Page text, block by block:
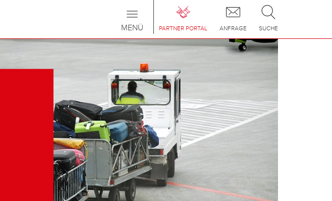
PARTNER PORTAL ANFRAGE SUCHE
Toggle
navigation
MENÜ